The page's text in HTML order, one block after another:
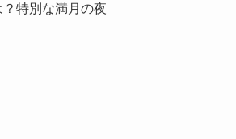
特別な満月の夜